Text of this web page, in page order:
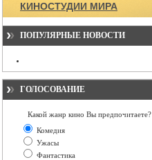
КИНОСТУДИИ МИРА
ПОПУЛЯРНЫЕ НОВОСТИ
ГОЛОСОВАНИЕ
Какой жанр кино Вы предпочитаете?
Комедия
Ужасы
Фантастика